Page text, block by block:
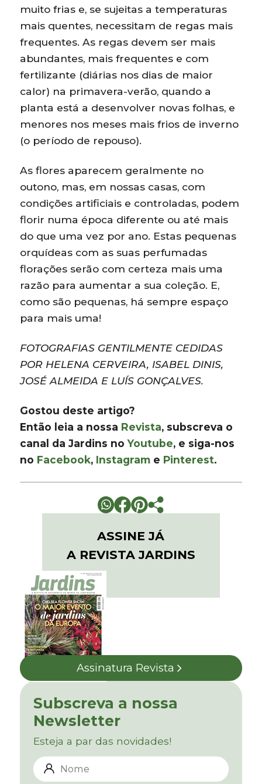
muito frias e, se sujeitas a temperaturas
mais quentes, necessitam de regas mais
frequentes. As regas devem ser mais
abundantes, mais frequentes e com
fertilizante (diárias nos dias de maior
calor) na primavera-verão, quando a
planta está a desenvolver novas folhas, e
menores nos meses mais frios de inverno
(o período de repouso).
As flores aparecem geralmente no
outono, mas, em nossas casas, com
condições artificiais e controladas, podem
florir numa época diferente ou até mais
do que uma vez por ano. Estas pequenas
orquídeas com as suas perfumadas
florações serão com certeza mais uma
razão para aumentar a sua coleção. E,
como são pequenas, há sempre espaço
para mais uma!
FOTOGRAFIAS GENTILMENTE CEDIDAS
POR HELENA CERVEIRA, ISABEL DINIS,
JOSÉ ALMEIDA E LUÍS GONÇALVES.
Gostou deste artigo?
Então leia a nossa Revista, subscreva o
canal da Jardins noYoutube, e siga-nos
no Facebook, Instagram e Pinterest.
ASSINE JÁ
A REVISTA JARDINS
Assinatura Revista
Subscreva a nossa
Newsletter
Esteja a par das novidades!